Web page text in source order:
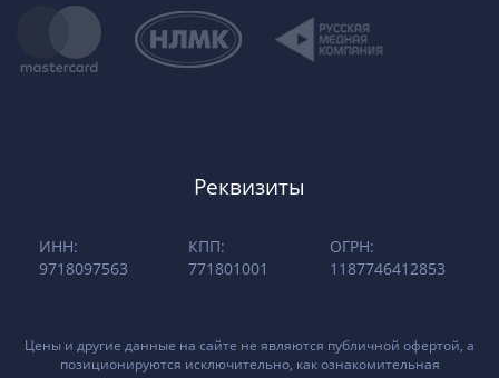
Реквизиты
ИНН:
9718097563
КПП:
771801001
ОГРН:
1187746412853
Цены и другие данные на сайте не являются публичной офертой, а
позиционируются исключительно, как ознакомительная